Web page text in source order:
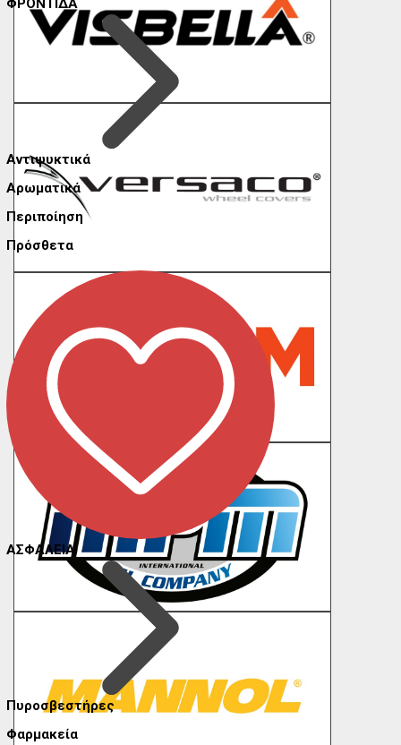
ΦΡΟΝΤΙΔΑ
Αντιψυκτικά
Αρωματικά
Περιποίηση
Πρόσθετα
ΑΣΦΑΛΕΙΑ
Πυροσβεστήρες
Φαρμακεία